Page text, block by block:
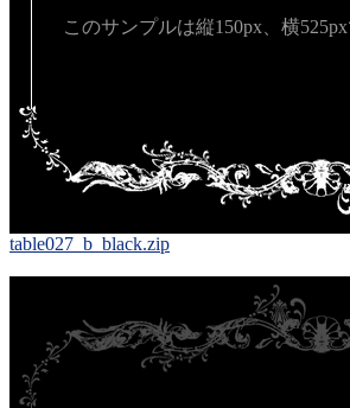
このサンプルは縦150px、横
table027_b_black.zip